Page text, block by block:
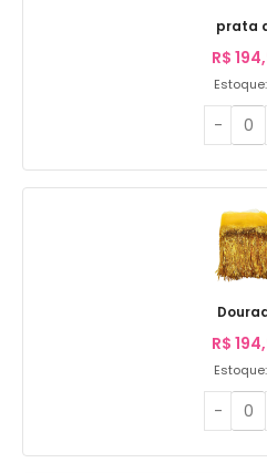
prata
R$
R$